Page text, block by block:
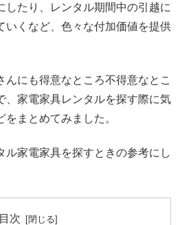
したり、レンタル期間中の引越に
いくなど、色々な付加価値を提供
んにも得意なところ不得意なとこ
、家電家具レンタルを探す際に気
まとめてみました。
ル家電家具を探すときの参考にし
目次